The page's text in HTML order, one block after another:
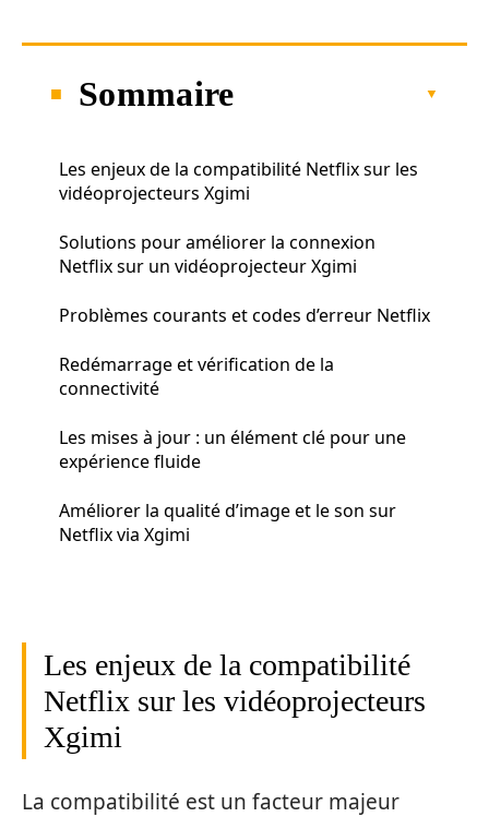
Sommaire
Les enjeux de la compatibilité Netflix sur les
vidéoprojecteurs Xgimi
Solutions pour améliorer la connexion
Netflix sur un vidéoprojecteur Xgimi
Problèmes courants et codes d’erreur Netflix
Redémarrage et vérification de la
connectivité
Les mises à jour : un élément clé pour une
expérience fluide
Améliorer la qualité d’image et le son sur
Netflix via Xgimi
Les enjeux de la compatibilité
Netflix sur les vidéoprojecteurs
Xgimi
La compatibilité est un facteur majeur